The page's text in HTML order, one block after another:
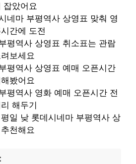
잡았어요
네마 부평역사 상영표 맞춰 영
간에 도전
평역사 상영표 취소표는 관람
보세요
평역사 상영표 예매 오픈시간
봤어요
평역사 영화 예매 오픈시간 전
해두기
일 낮 롯데시네마 부평역사 상
천해요